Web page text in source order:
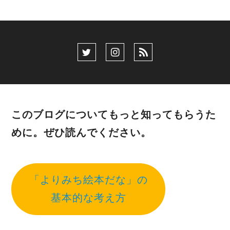
このブログについてもっと知ってもらうた
めに。ぜひ読んでください。
「よりみち絵本だな」の
基本的な考え方